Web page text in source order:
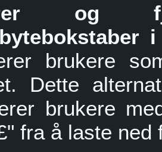
og
brukere
Dette
brukere
fra å laste ned